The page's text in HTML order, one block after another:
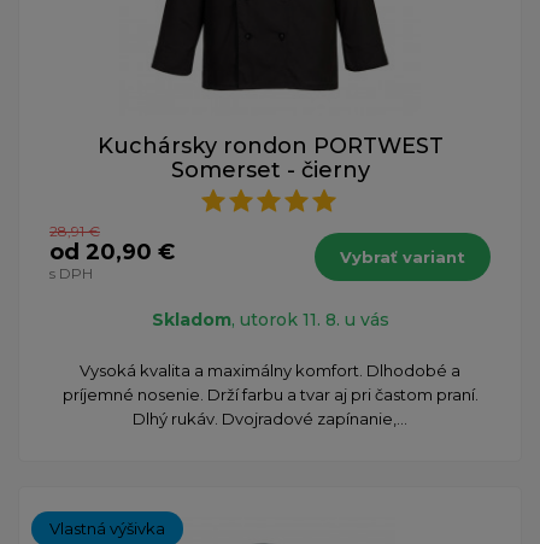
Kuchársky rondon PORTWEST
Somerset - čierny
28,91 €
od 20,90 €
s DPH
Vybrať variant
Skladom, utorok 11. 8. u vás
Vysoká kvalita a maximálny komfort. Dlhodobé a
príjemné nosenie. Drží farbu a tvar aj pri častom praní.
Dlhý rukáv. Dvojradové zapínanie,...
Vlastná výšivka